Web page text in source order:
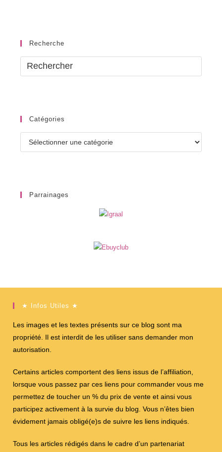
Recherche
Catégories
Parrainages
★ Infos Utiles ★
Les images et les textes présents sur ce blog sont ma
propriété. Il est interdit de les utiliser sans demander mon
autorisation.
Certains articles comportent des liens issus de l’affiliation,
lorsque vous passez par ces liens pour commander vous me
permettez de toucher un % du prix de vente et ainsi vous
participez activement à la survie du blog. Vous n’êtes bien
évidement jamais obligé(e)s de suivre les liens indiqués.
Tous les articles rédigés dans le cadre d’un partenariat